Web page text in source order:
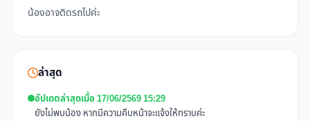
น้องอาจติดรถไปค่ะ
ล่าสุด
อัปเดตล่าสุดเมื่อ 17/06/2569 15:29
ยังไม่พบน้อง หากมีความคืบหน้าจะแจ้งให้ทราบค่ะ